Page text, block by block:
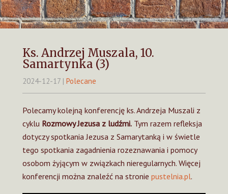
Ks. Andrzej Muszala, 10.
Samartynka (3)
2024-12-17 | Polecane
Polecamy kolejną konferencję ks. Andrzeja Muszali z
cyklu Rozmowy Jezusa z ludźmi. Tym razem refleksja
dotyczy spotkania Jezusa z Samarytanką i w świetle
tego spotkania zagadnienia rozeznawania i pomocy
osobom żyjącym w związkach nieregularnych. Więcej
konferencji można znaleźć na stronie pustelnia.pl.